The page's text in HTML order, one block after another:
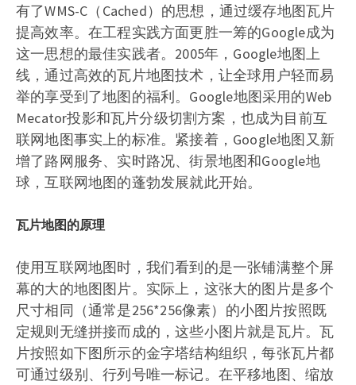
有了WMS-C（Cached）的思想，通过缓存地图瓦片
提高效率。在工程实践方面更胜一筹的Google成为
这一思想的最佳实践者。2005年，Google地图上
线，通过高效的瓦片地图技术，让全球用户轻而易
举的享受到了地图的福利。Google地图采用的Web
Mecator投影和瓦片分级切割方案，也成为目前互
联网地图事实上的标准。紧接着，Google地图又新
增了路网服务、实时路况、街景地图和Google地
球，互联网地图的蓬勃发展就此开始。
瓦片地图的原理
使用互联网地图时，我们看到的是一张铺满整个屏
幕的大的地图图片。实际上，这张大的图片是多个
尺寸相同（通常是256*256像素）的小图片按照既
定规则无缝拼接而成的，这些小图片就是瓦片。瓦
片按照如下图所示的金字塔结构组织，每张瓦片都
可通过级别、行列号唯一标记。在平移地图、缩放